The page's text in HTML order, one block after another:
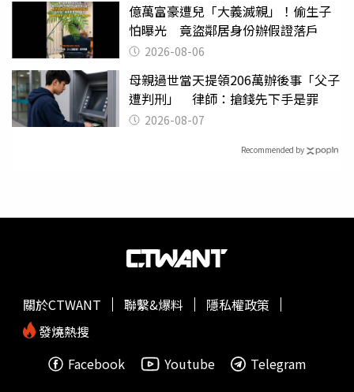
億萬富豪遭兒「大義滅親」！偷生子
怕曝光 竟盜鄰居身份辦假證落戶
2026-08-06
母親過世當天提領206萬辦後事「父子
遭判刑」 律師：搶錢先下手是罪
2026-08-07
Recommended by
關於CTWANT 聯繫&爆料
隱私權政策
發燒熱搜
Facebook
Youtube Telegram